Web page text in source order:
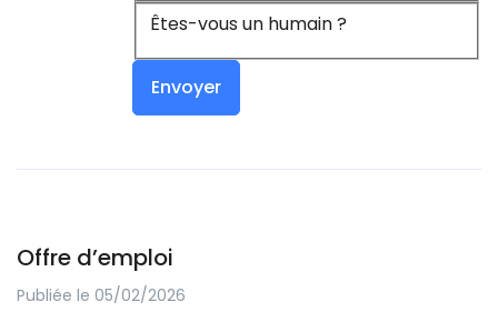
Êtes-vous un humain ?
Offre d’emploi
Publiée le 05/02/2026